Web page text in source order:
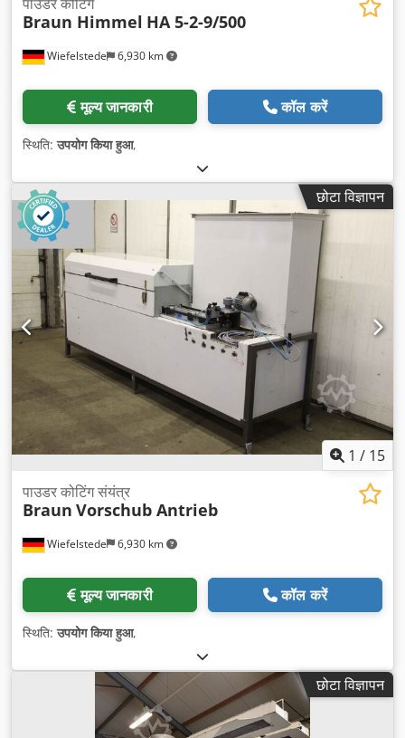
Wiefelstede 6,930 km
Braun Himmel HA 5-2-9/500
मूल्य जानकारी कॉल करें
स्थिति:उपयोग किया हुआ,
छोटा विज्ञापन
1 / 15
Wiefelstede 6,930 km
पाउडर कोटिंग संयंत्र
Braun Vorschub Antrieb
मूल्य जानकारी कॉल करें
स्थिति:उपयोग किया हुआ,
छोटा विज्ञापन